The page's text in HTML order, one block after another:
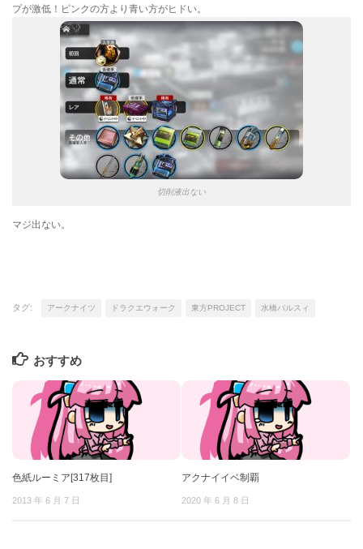
プが激低！ピンクの方より青い方がヒドい。
切削液出ない
マジ出ない。
タグ: アークナイツ ドラクエウォーク 東方PROJECT 水橋パルスィ
おすすめ
色紙ルーミア[317枚目]
2013 年 6 月 7 日
アクナイイベ制覇
2020 年 6 月 8 日